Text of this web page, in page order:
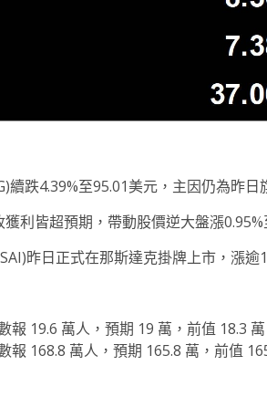
跌4.39%至95.01美元，主因仍為昨日
利皆超預期，帶動股價逆大盤漲0.95%
昨日正式在那斯達克掛牌上市，漲逾
報 19.6 萬人，預期 19 萬，前值 18.3 萬
報 168.8 萬人，預期 165.8 萬，前值